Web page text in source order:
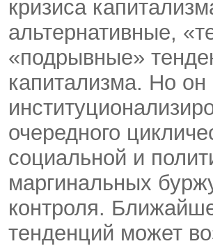
кризиса
альтернативные,
«подрывные»
капитализма. Но
очередного
социальной и
маргинальных
контроля.
тенденций может